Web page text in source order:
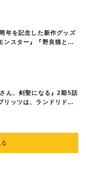
年を記念した新作グッズ
ンスター』『野良猫と
ん、剣聖になる』2期5話
ッツは、ランドリドに